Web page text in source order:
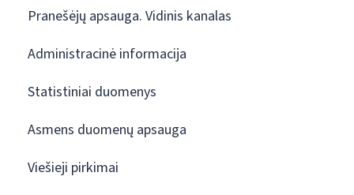
Pranešėjų apsauga. Vidinis kanalas
Administracinė informacija
Statistiniai duomenys
Asmens duomenų apsauga
Viešieji pirkimai